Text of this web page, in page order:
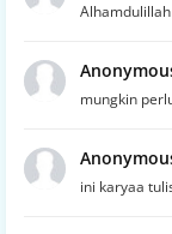
Alhamdulillah
mungkin
ini karyaa